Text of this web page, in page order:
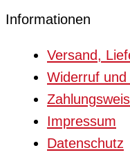
Informationen
Versand,
Widerruf
Impressum
Datenschutz